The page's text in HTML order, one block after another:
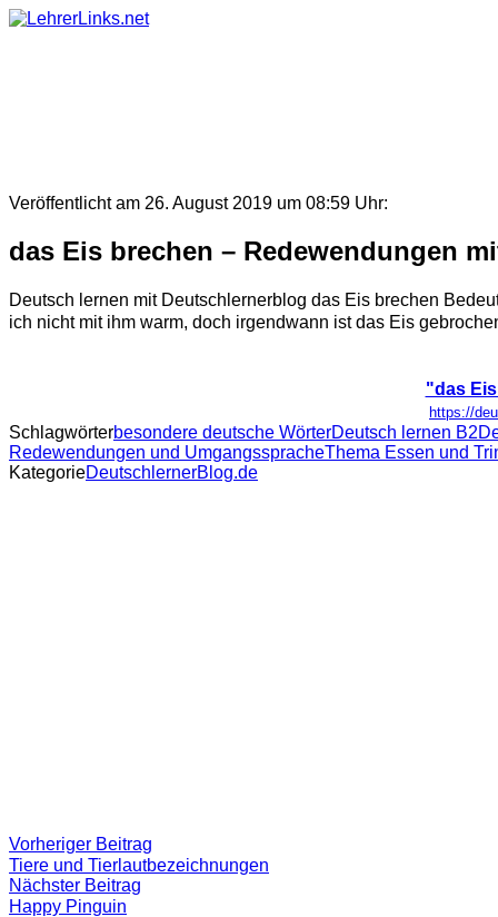
Skip
Veröffentlicht am 26. August 2019 um 08:59 Uhr:
das Eis brechen – Redewendungen
Deutsch lernen mit Deutschlernerblog das Eis brechen
ich nicht mit ihm warm, doch irgendwann ist das Eis
"das
https://
Schlagwörterbesondere deutsche WörterDeutsch lernen B2
Redewendungen und UmgangsspracheThema Essen und
KategorieDeutschlernerBlog.de
Beitragsnavigation
Vorheriger Beitrag
Beitrag:
Tiere und Tierlautbezeichnungen
Nächster Beitrag
Happy Pinguin